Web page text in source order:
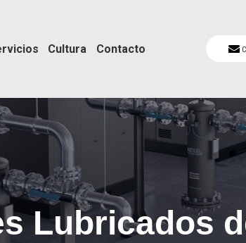
Cultura Contacto
Lubricados